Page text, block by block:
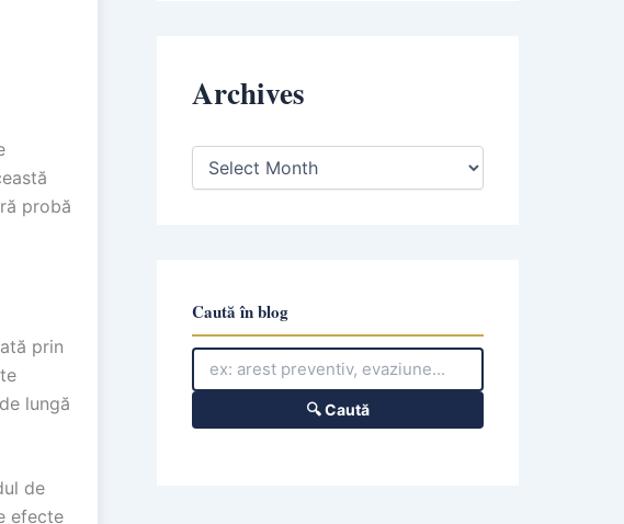
probă
prin
lungă
de
efecte
Archives
A
s
Caută în blog
🔍 Caută